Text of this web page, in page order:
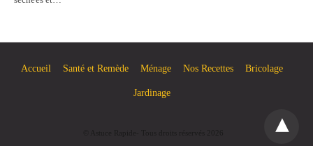
Accueil Santé et Remède Ménage Nos Recettes Bricolage
Jardinage